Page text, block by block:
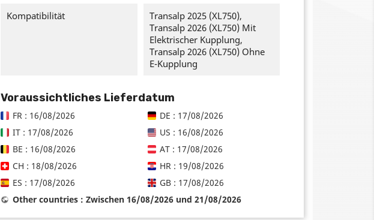
Kompatibilität
Transalp 2025 (XL750),
Transalp 2026 (XL750) Mit
Elektrischer Kupplung,
Transalp 2026 (XL750) Ohne
E-Kupplung
Voraussichtliches Lieferdatum
FR : 16/08/2026
DE : 17/08/2026
IT : 17/08/2026
US : 16/08/2026
BE : 16/08/2026
AT : 17/08/2026
CH : 18/08/2026
HR : 19/08/2026
ES : 17/08/2026
GB : 17/08/2026
Other countries : Zwischen 16/08/2026 und 21/08/2026